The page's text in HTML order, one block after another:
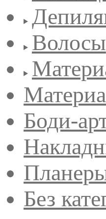
Волосы
Боди-
Без